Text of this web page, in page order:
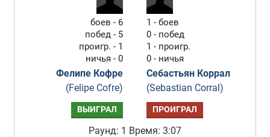
боев - 6
побед - 5
проигр. - 1
ничья - 0
Фелипе Кофре
(Felipe Cofre)
1 - боев
0 - побед
1 - проигр.
0 - ничья
Себастьян Коррал
(Sebastian Corral)
ВЫИГРАЛ ПРОИГРАЛ
Раунд: 1 Время: 3:07